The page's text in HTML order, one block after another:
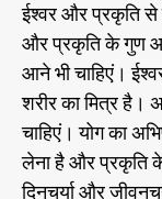
ईश्वर और प्रकृति से
और प्रकृति के गुण
आने भी चाहिएं।
शरीर का मित्र है।
चाहिएं। योग का
लेना है और प्रकृति
दिनचर्या और